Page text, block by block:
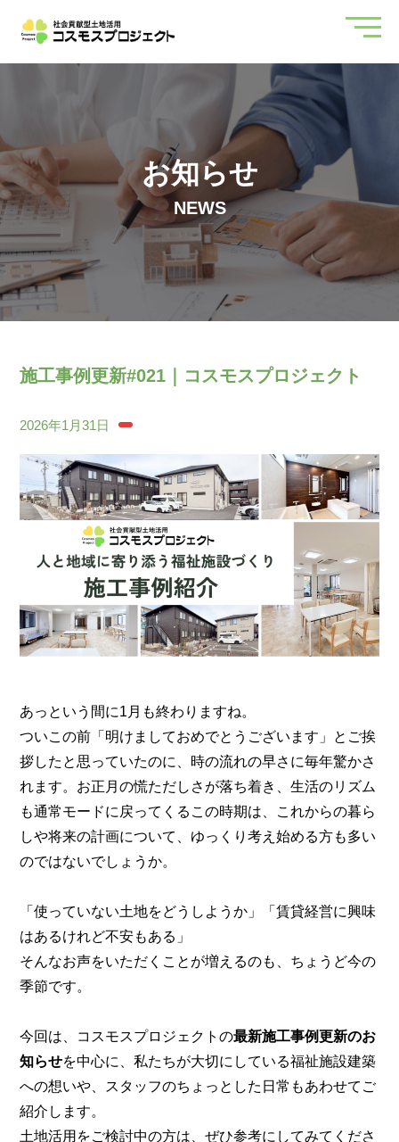
お知らせ
NEWS
施工事例更新#021｜コスモスプロジェクト
2026年1月31日
あっという間に1月も終わりますね。
ついこの前「明けましておめでとうございます」とご挨
拶したと思っていたのに、時の流れの早さに毎年驚かさ
れます。お正月の慌ただしさが落ち着き、生活のリズム
も通常モードに戻ってくるこの時期は、これからの暮ら
しや将来の計画について、ゆっくり考え始める方も多い
のではないでしょうか。
「使っていない土地をどうしようか」「賃貸経営に興味
はあるけれど不安もある」
そんなお声をいただくことが増えるのも、ちょうど今の
季節です。
今回は、コスモスプロジェクトの最新施工事例更新のお
知らせを中心に、私たちが大切にしている福祉施設建築
への想いや、スタッフのちょっとした日常もあわせてご
紹介します。
土地活用をご検討中の方は、ぜひ参考にしてみてくださ